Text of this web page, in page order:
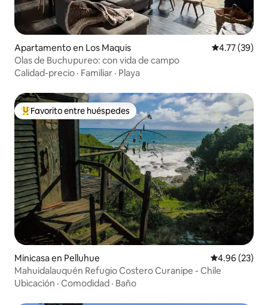
Apartamento en Los Maquis Calificación
4.77 (39)
Olas de Buchupureo: con vida de campo
Calidad-precio · Familiar · Playa
Favorito entre huéspedes preferido
Favorito entre huéspedes
Minicasa en Pelluhue Calificación
4.96 (23)
Mahuidalauquén Refugio Costero Curanipe - Chile
Ubicación · Comodidad · Baño